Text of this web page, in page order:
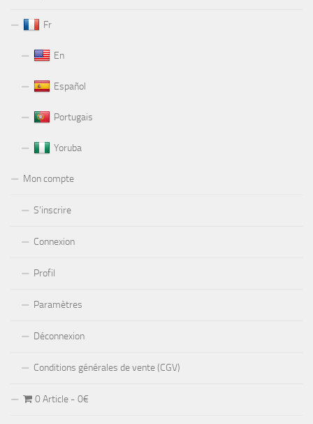
Fr
En
Español
Portugais
Yoruba
Mon compte
S’inscrire
Connexion
Profil
Paramètres
Déconnexion
Conditions générales de vente (CGV)
0 Article 0€